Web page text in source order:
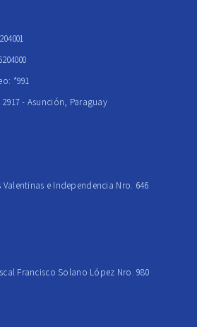
*991
- Asunción, Paraguay
e Independencia Nro. 646
Francisco Solano López Nro. 980